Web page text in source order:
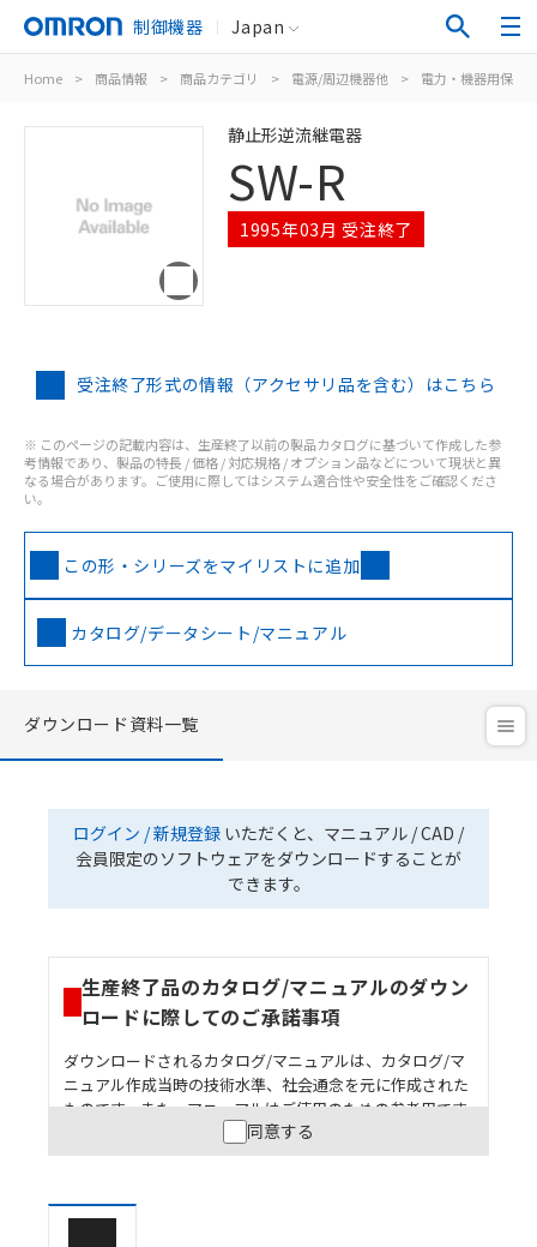
制御機器 Japan
Home > 商品情報 > 商品カテゴリ > 電源/周辺機器他 > 電力・機器用保護
静止形逆流継電器
SW-R
1995年03月 受注終了
受注終了形式の情報（アクセサリ品を含む）はこちら
※ このページの記載内容は、生産終了以前の製品カタログに基づいて作成した参
考情報であり、製品の特長 / 価格 / 対応規格 / オプション品などについて現状と異
なる場合があります。ご使用に際してはシステム適合性や安全性をご確認くださ
い。
この形・シリーズをマイリストに追加
カタログ/データシート/マニュアル
ダウンロード資料一覧
ログイン / 新規登録 いただくと、マニュアル / CAD /
会員限定のソフトウェアをダウンロードすることが
できます。
生産終了品のカタログ/マニュアルのダウン
ロードに際してのご承諾事項
ダウンロードされるカタログ/マニュアルは、カタログ/マ
ニュアル作成当時の技術水準、社会通念を元に作成された
ものです。また、マニュアルはご使用のための参考用です
ので、ご使用にあたっての安全性については十分にご配慮
ください。以下の内容をご承諾の上、ご利用ください。
うな用途に使用される場合には、システム全体として
同意する